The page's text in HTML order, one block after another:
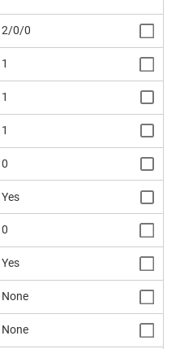
2/0/0
1
1
1
0
Yes
0
Yes
None
None